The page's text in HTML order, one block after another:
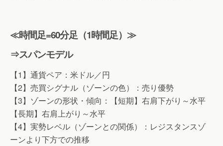
≪時間足=60分足（1時間足）≫
⇒スパンモデル
【1】通貨ペア：米ドル／円
【2】売買シグナル（ゾーンの色）：売り優勢
【3】ゾーンの形状・傾向：【短期】右肩下がり～水平
【長期】右肩上がり～水平
【4】実勢レベル（ゾーンとの関係）：レジスタンスゾ
ーンより下方での推移